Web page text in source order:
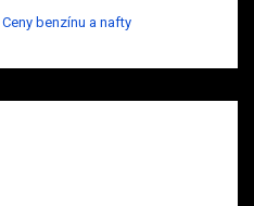
Ceny benzínu a nafty